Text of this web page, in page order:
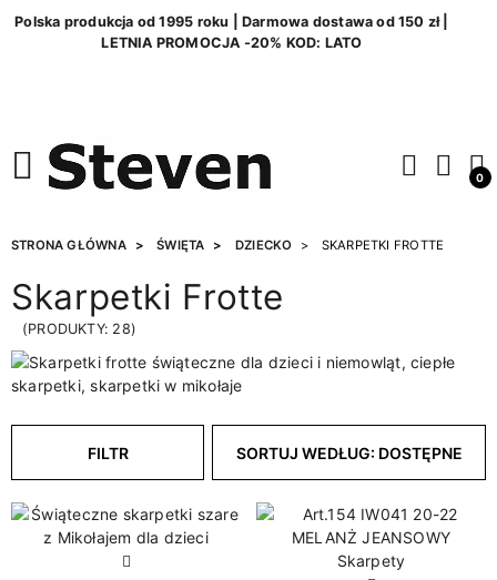
Polska produkcja od 1995 roku | Darmowa dostawa od 150 zł |
LETNIA PROMOCJA -20% KOD: LATO
0
STRONA GŁÓWNA ŚWIĘTA DZIECKO SKARPETKI FROTTE
Skarpetki Frotte
(PRODUKTY: 28)
FILTR SORTUJ WEDŁUG: DOSTĘPNE